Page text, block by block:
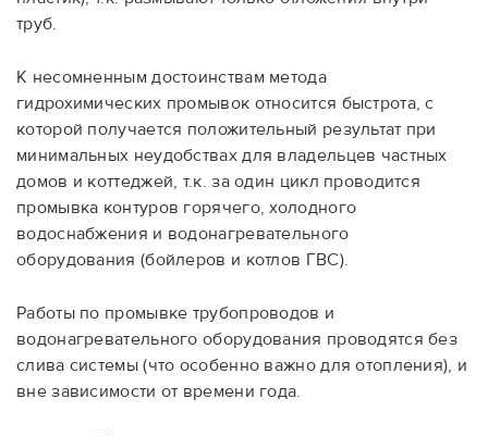
труб.
К несомненным достоинствам метода
гидрохимических промывок относится быстрота, с
которой получается положительный результат при
минимальных неудобствах для владельцев частных
домов и коттеджей, т.к. за один цикл проводится
промывка контуров горячего, холодного
водоснабжения и водонагревательного
оборудования (бойлеров и котлов ГВС).
Работы по промывке трубопроводов и
водонагревательного оборудования проводятся без
слива системы (что особенно важно для отопления), и
вне зависимости от времени года.